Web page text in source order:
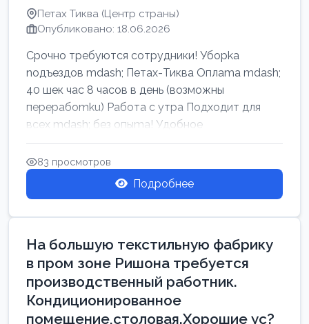
Петах Тиква (Центр страны)
Опубликовано: 18.06.2026
Срочно требуются сотрудники! Убоpkа
noдъездов mdash; Петах-Тиква Оплаma mdash;
40 шек час 8 часов в день (возможны
перерабоmku) Работа с утpa Подходит для
всех mdash; без опыma! Удобное
раcnoложение Н...
83 просмотров
Подробнее
На большую текстильную фабрику
в пром зоне Ришона требуется
производственный работник.
Кондиционированное
помещение,столовая.Хорошие ус?